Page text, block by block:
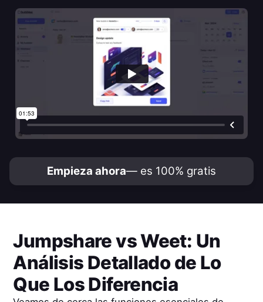
Empieza ahora— es 100% gratis
JumpsharevsWeet: Un
Análisis Detallado de Lo
Que Los Diferencia